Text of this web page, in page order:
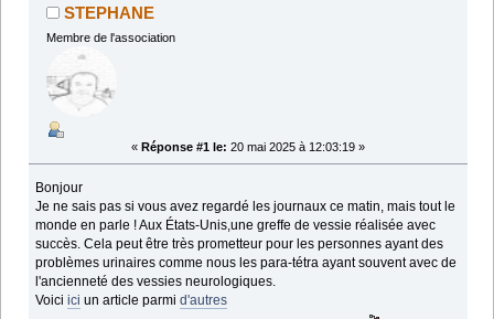
STEPHANE
Membre de l'association
« Réponse #1 le: 20 mai 2025 à 12:03:19 »
Bonjour
Je ne sais pas si vous avez regardé les journaux ce matin, mais tout le
monde en parle ! Aux États-Unis,une greffe de vessie réalisée avec
succès. Cela peut être très prometteur pour les personnes ayant des
problèmes urinaires comme nous les para-tétra ayant souvent avec de
l'ancienneté des vessies neurologiques.
Voiciici un article parmid'autres